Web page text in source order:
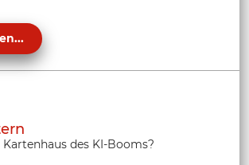
Kartenhaus des KI-Booms?